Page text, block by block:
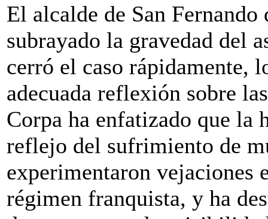
El alcalde de San
subrayado la gravedad del
cerró el caso rápidamente,
adecuada reflexión sobre
Corpa ha enfatizado que la
reflejo del sufrimiento de
experimentaron vejaciones
régimen franquista, y ha